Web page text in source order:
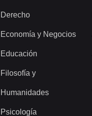
Derecho
Economía y Negocios
Educación
Filosofía y
Humanidades
Psicología